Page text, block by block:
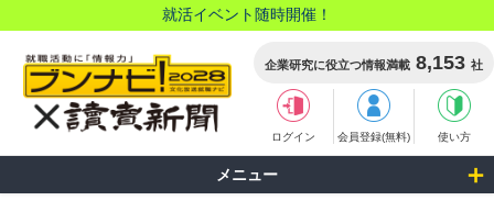
就活イベント随時開催！
企業研究に役立つ情報満載 8,153 社
ログイン 会員登録(無料) 使い方
メニュー